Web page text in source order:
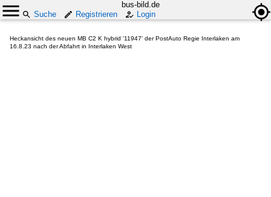
bus-bild.de
Suche
Registrieren Login
Heckansicht des neuen MB C2 K hybrid '11947' der PostAuto Regie Interlaken am
16.8.23 nach der Abfahrt in Interlaken West